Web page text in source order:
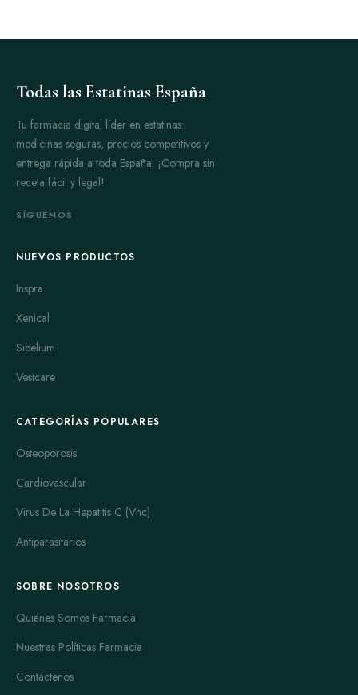
Todas las Estatinas España
Tu farmacia digital líder en estatinas:
medicinas seguras, precios competitivos y
entrega rápida a toda España. ¡Compra sin
receta fácil y legal!
SÍGUENOS
NUEVOS PRODUCTOS
Inspra
Xenical
Sibelium
Vesicare
CATEGORÍAS POPULARES
Osteoporosis
Cardiovascular
Virus De La Hepatitis C (Vhc)
Antiparasitarios
SOBRE NOSOTROS
Quiénes Somos Farmacia
Nuestras Políticas Farmacia
Contáctenos